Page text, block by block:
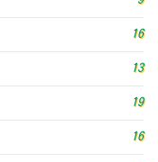
16
13
19
16